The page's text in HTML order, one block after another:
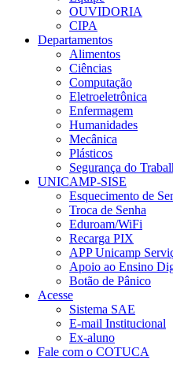
OUVIDORIA
CIPA
Departamentos
Alimentos
Ciências
Computação
Eletroeletrônica
Enfermagem
Humanidades
Mecânica
Plásticos
Segurança do
UNICAMP-SISE
Esquecimento de
Troca de Senha
Eduroam/WiFi
Recarga PIX
APP Unicamp
Apoio ao Ensino
Botão de Pânico
Acesse
Sistema SAE
E-mail Institucional
Ex-aluno
Fale com o COTUCA